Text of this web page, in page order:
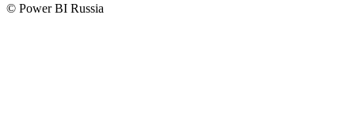
© Power BI Russia